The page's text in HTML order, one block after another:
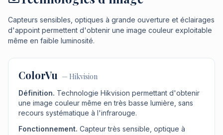
Capteurs sensibles, optiques à grande ouverture et éclairages
d'appoint permettent d'obtenir une image couleur exploitable
même en faible luminosité.
ColorVu — Hikvision
Définition. Technologie Hikvision permettant d'obtenir
une image couleur même en très basse lumière, sans
recours systématique à l'infrarouge.
Fonctionnement. Capteur très sensible, optique à